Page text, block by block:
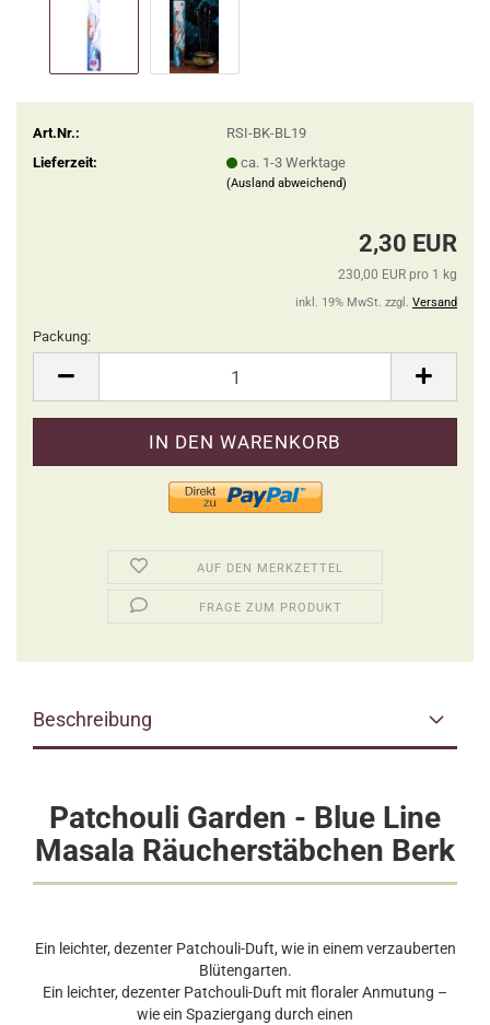
Art.Nr.:
RSI-BK-BL19
Lieferzeit:
ca. 1-3 Werktage
(Ausland abweichend)
2,30 EUR
230,00 EUR pro 1 kg
inkl. 19% MwSt. zzgl. Versand
Packung:
AUF DEN MERKZETTEL
FRAGE ZUM PRODUKT
Beschreibung
Patchouli Garden - Blue Line
Masala Räucherstäbchen Berk
Ein leichter, dezenter Patchouli-Duft, wie in einem verzauberten
Blütengarten.
Ein leichter, dezenter Patchouli-Duft mit floraler Anmutung –
wie ein Spaziergang durch einen